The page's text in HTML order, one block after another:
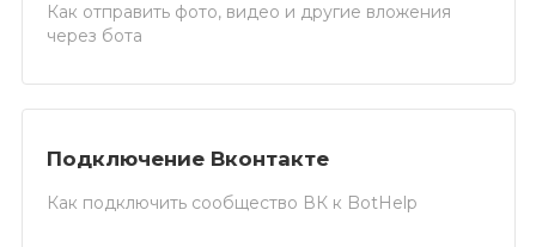
Как отправить фото, видео и другие вложения
через бота
Подключение Вконтакте
Как подключить сообщество ВК к BotHelp